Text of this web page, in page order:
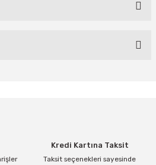
yorumu siz yapın!
bilgiler bulunuyor.Kredi Kartına Taksit
Taksit seçenekleri sayesinde